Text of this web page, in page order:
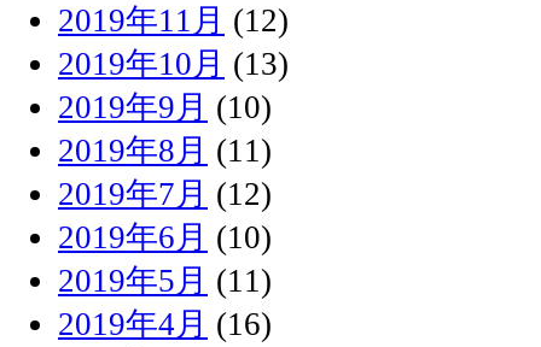
2019年11月 (12)
2019年10月 (13)
2019年9月 (10)
2019年8月 (11)
2019年7月 (12)
2019年6月 (10)
2019年5月 (11)
2019年4月 (16)